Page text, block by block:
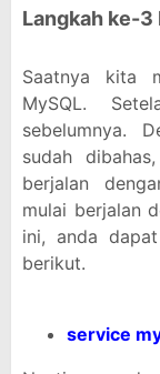
Langkah ke-3
Saatnya kita
MySQL.
sebelumnya.
sudah
berjalan
mulai berjalan
ini, anda
berikut.
service